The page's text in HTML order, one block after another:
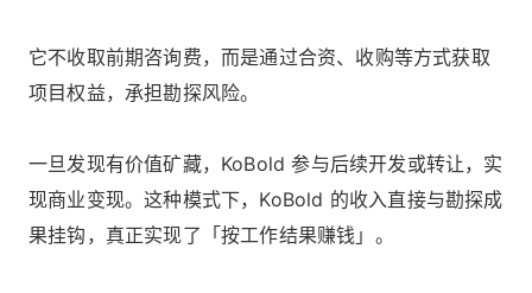
它不收取前期咨询费，而是通过合资、收购等方式获取
项目权益，承担勘探风险。
一旦发现有价值矿藏，KoBold 参与后续开发或转让，实
现商业变现。这种模式下，KoBold 的收入直接与勘探成
果挂钩，真正实现了「按工作结果赚钱」。